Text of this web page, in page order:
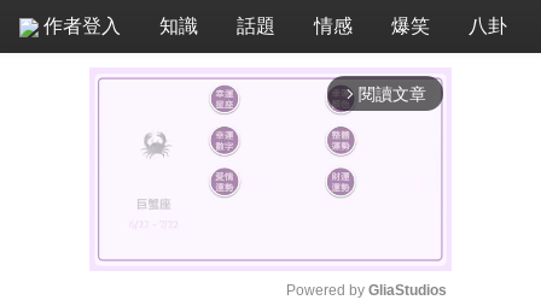
作者登入 知識 話題 情感 爆笑 八卦
arrow_forward_ios 閱讀文章
Powered by GliaStudios